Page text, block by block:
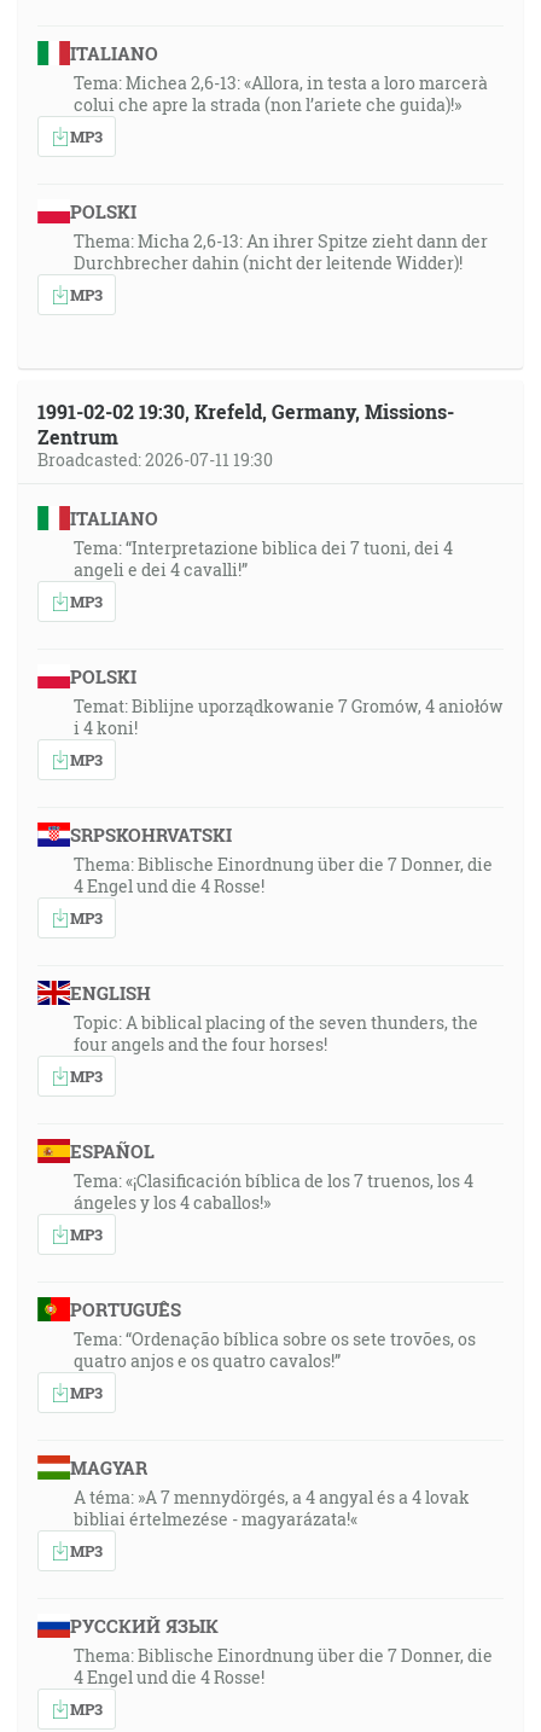
ITALIANO
Tema: Michea 2,6-13: «Allora, in testa a loro marcerà
colui che apre la strada (non l’ariete che guida)!»
MP3
POLSKI
Thema: Micha 2,6-13: An ihrer Spitze zieht dann der
Durchbrecher dahin (nicht der leitende Widder)!
MP3
1991-02-02 19:30, Krefeld, Germany, Missions-
Zentrum
Broadcasted: 2026-07-11 19:30
ITALIANO
Tema: “Interpretazione biblica dei 7 tuoni, dei 4
angeli e dei 4 cavalli!”
MP3
POLSKI
Temat: Biblijne uporządkowanie 7 Gromów, 4 aniołów
i 4 koni!
MP3
SRPSKOHRVATSKI
Thema: Biblische Einordnung über die 7 Donner, die
4 Engel und die 4 Rosse!
MP3
ENGLISH
Topic: A biblical placing of the seven thunders, the
four angels and the four horses!
MP3
ESPAÑOL
Tema: «¡Clasificación bíblica de los 7 truenos, los 4
ángeles y los 4 caballos!»
MP3
PORTUGUÊS
Tema: “Ordenação bíblica sobre os sete trovões, os
quatro anjos e os quatro cavalos!”
MP3
MAGYAR
A téma: »A 7 mennydörgés, a 4 angyal és a 4 lovak
bibliai értelmezése - magyarázata!«
MP3
РУССКИЙ ЯЗЫК
Thema: Biblische Einordnung über die 7 Donner, die
4 Engel und die 4 Rosse!
MP3